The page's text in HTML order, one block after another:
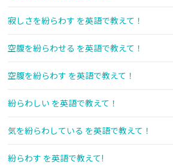
寂しさを紛らわす を英語で教えて！
空腹を紛らわせる を英語で教えて！
空腹を紛らわす を英語で教えて！
紛らわしい を英語で教えて！
気を紛らわしている を英語で教えて！
紛らわす を英語で教えて!